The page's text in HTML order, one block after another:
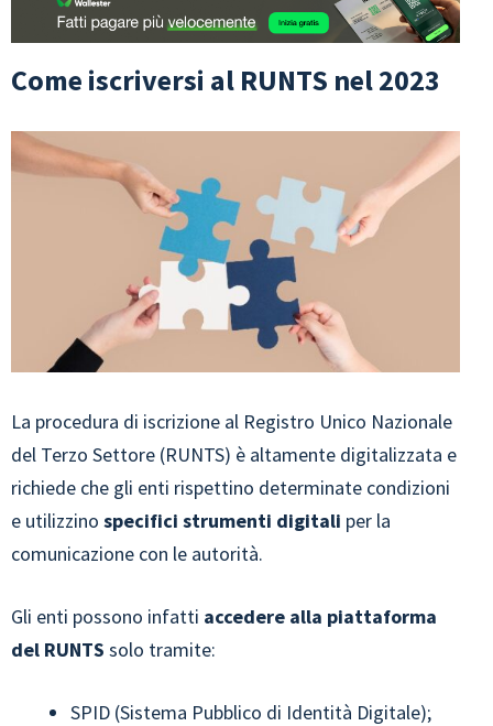
Come iscriversi al RUNTS nel 2023
La procedura di iscrizione al Registro Unico Nazionale
del Terzo Settore (RUNTS) è altamente digitalizzata e
richiede che gli enti rispettino determinate condizioni
e utilizzino specifici strumenti digitali per la
comunicazione con le autorità.
Gli enti possono infatti accedere alla piattaforma
del RUNTS solo tramite:
SPID (Sistema Pubblico di Identità Digitale);